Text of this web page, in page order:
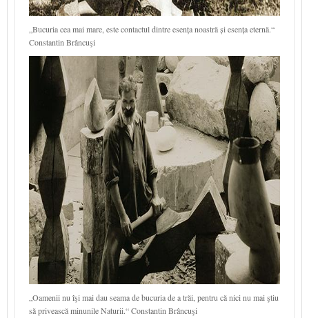
„Bucuria cea mai mare, este contactul dintre esența noastră și esența eternă.“
Constantin Brâncuşi
„Oamenii nu îşi mai dau seama de bucuria de a trăi, pentru că nici nu mai ştiu
să privească minunile Naturii.“ Constantin Brâncuşi